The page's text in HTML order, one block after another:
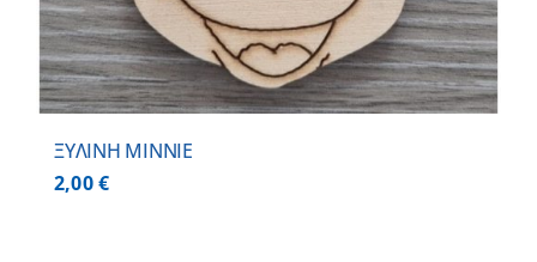
ΞΥΛΙΝΗ MINNIE
2,00€